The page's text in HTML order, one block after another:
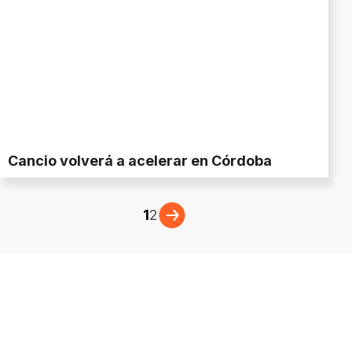
Cancio volverá a acelerar en Córdoba
12